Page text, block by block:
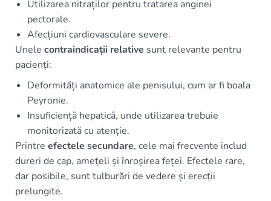
Utilizarea nitraților pentru tratarea anginei
pectorale.
Afecțiuni cardiovasculare severe.
Unele contraindicații relative sunt relevante pentru
pacienți:
Deformități anatomice ale penisului, cum ar fi boala
Peyronie.
Insuficiență hepatică, unde utilizarea trebuie
monitorizată cu atenție.
Printre efectele secundare, cele mai frecvente includ
dureri de cap, amețeli și înroșirea feței. Efectele rare,
dar posibile, sunt tulburări de vedere și erecții
prelungite.